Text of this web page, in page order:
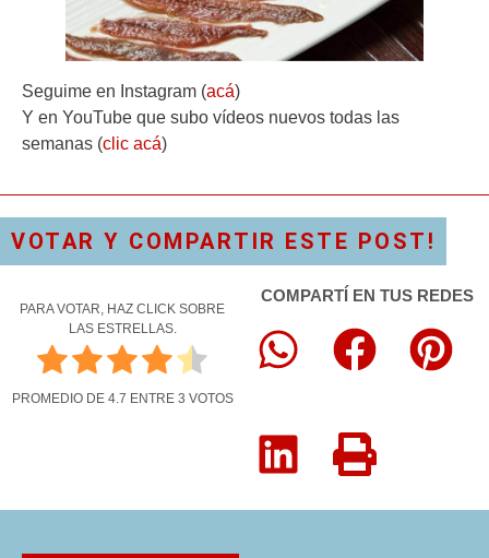
Seguime en Instagram (acá)
Y en YouTube que subo vídeos nuevos todas las
semanas (clic acá)
VOTAR Y COMPARTIR ESTE POST!
PARA VOTAR, HAZ CLICK SOBRE
LAS ESTRELLAS.
PROMEDIO DE 4.7 ENTRE 3 VOTOS
COMPARTÍ EN TUS REDES